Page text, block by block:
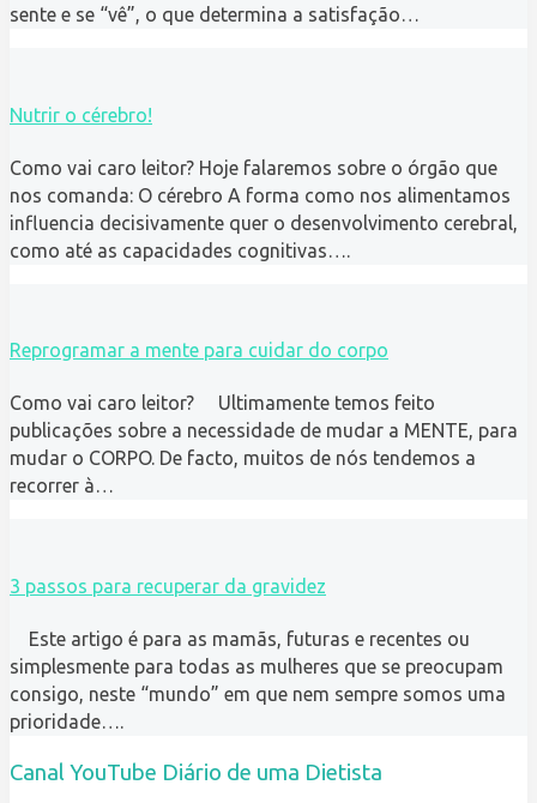
sente e se “vê”, o que determina a satisfação…
Nutrir o cérebro!
Como vai caro leitor? Hoje falaremos sobre o órgão que
nos comanda: O cérebro A forma como nos alimentamos
influencia decisivamente quer o desenvolvimento cerebral,
como até as capacidades cognitivas….
Reprogramar a mente para cuidar do corpo
Como vai caro leitor? Ultimamente temos feito
publicações sobre a necessidade de mudar a MENTE, para
mudar o CORPO. De facto, muitos de nós tendemos a
recorrer à…
3 passos para recuperar da gravidez
Este artigo é para as mamãs, futuras e recentes ou
simplesmente para todas as mulheres que se preocupam
consigo, neste “mundo” em que nem sempre somos uma
prioridade….
Canal YouTube Diário de uma Dietista